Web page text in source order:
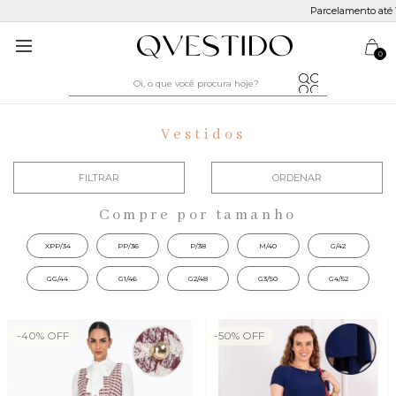
10x sem juros
0
Vestidos
FILTRAR ORDENAR
Compre por tamanho
XPP/34 PP/36 P/38 M/40 G/42
GG/44 G1/46 G2/48 G3/50 G4/52
-40% OFF -50% OFF